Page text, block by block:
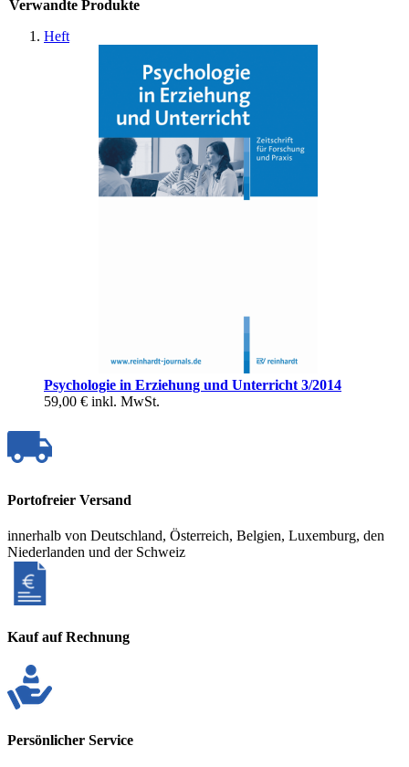
Verwandte Produkte
Heft
Psychologie in Erziehung und Unterricht 3/2014
59,00 € inkl. MwSt.
Portofreier Versand
innerhalb von Deutschland, Österreich, Belgien, Luxemburg, den
Niederlanden und der Schweiz
Kauf auf Rechnung
Persönlicher Service